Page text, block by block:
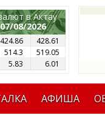
в Актау
07/08/2026
424.86
428.61
514.3
519.05
5.83
6.01
АФИША